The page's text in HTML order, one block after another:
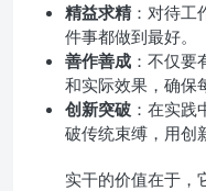
精益求精 ：对待
件事都做到最好。
善作善成 ：不仅
和实际效果，确保
创新突破 ：在实
破传统束缚，用创
实干的价值在于，